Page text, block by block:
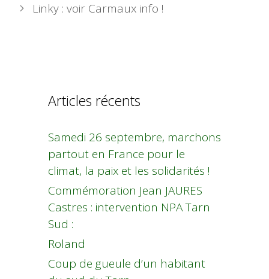
Linky : voir Carmaux info !
Articles récents
Samedi 26 septembre, marchons
partout en France pour le
climat, la paix et les solidarités !
Commémoration Jean JAURES
Castres : intervention NPA Tarn
Sud :
Roland
Coup de gueule d’un habitant